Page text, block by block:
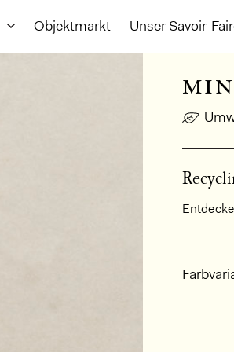
Objektmarkt Unser Savoir-